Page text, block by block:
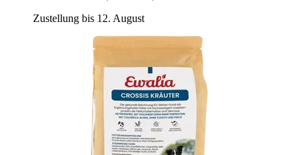
Zustellung bis 12. August